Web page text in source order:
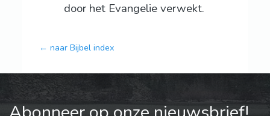
door het Evangelie verwekt.
← naar Bijbel index